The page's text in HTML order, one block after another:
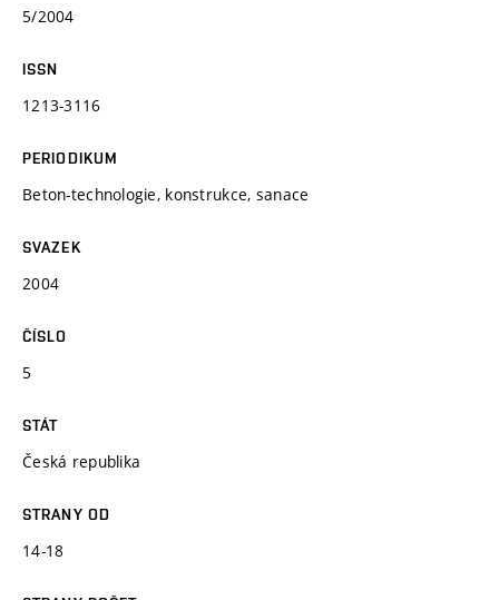
5/2004
ISSN
1213-3116
PERIODIKUM
Beton-technologie, konstrukce, sanace
SVAZEK
2004
ČÍSLO
5
STÁT
Česká republika
STRANY OD
14-18